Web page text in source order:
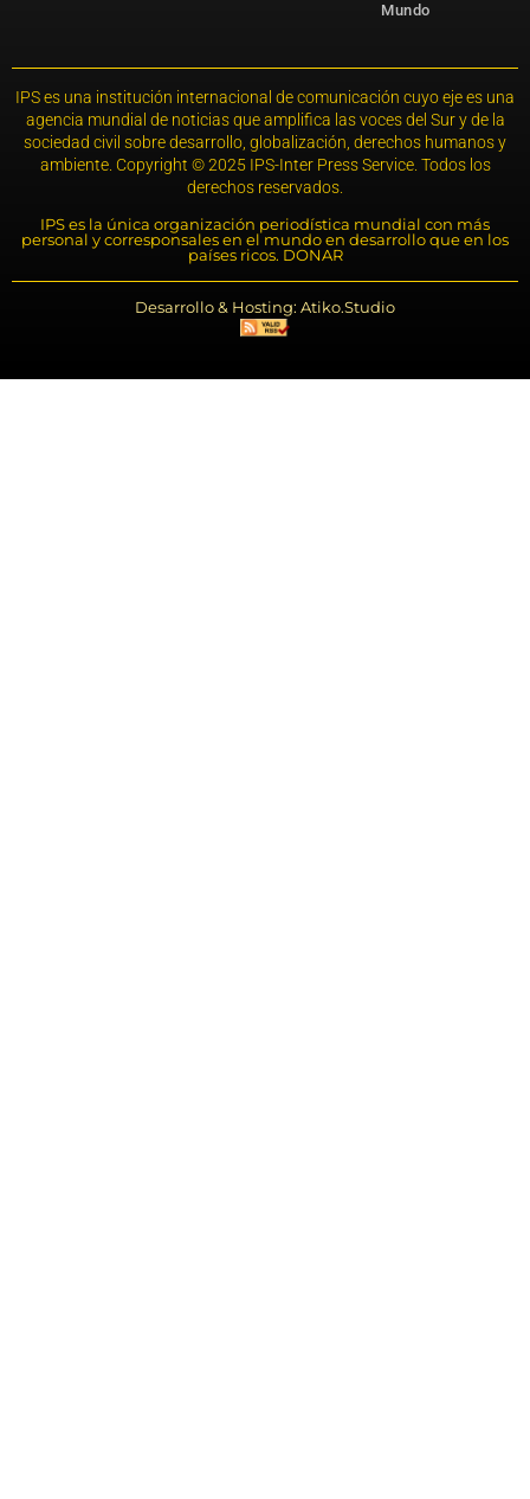
Mundo
IPS es una institución internacional de comunicación cuyo eje es una
agencia mundial de noticias que amplifica las voces del Sur y de la
sociedad civil sobre desarrollo, globalización, derechos humanos y
ambiente. Copyright © 2025 IPS-Inter Press Service. Todos los
derechos reservados.
IPS es la única organización periodística mundial con más
personal y corresponsales en el mundo en desarrollo que en los
países ricos. DONAR
Desarrollo & Hosting: Atiko.Studio